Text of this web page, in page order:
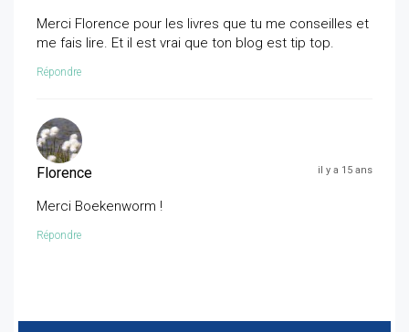
Merci Florence pour les livres que tu me conseilles et
me fais lire. Et il est vrai que ton blog est tip top.
Répondre
Florence il y a 15 ans
Merci Boekenworm !
Répondre